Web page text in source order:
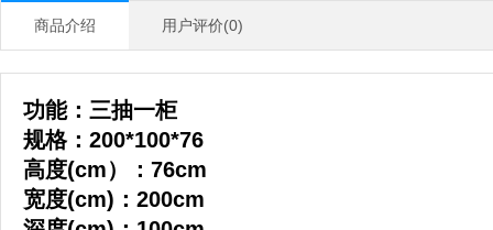
商品介绍 用户评价(0)
功能：三抽一柜
规格：200*100*76
高度(cm）：76cm
宽度(cm)：200cm